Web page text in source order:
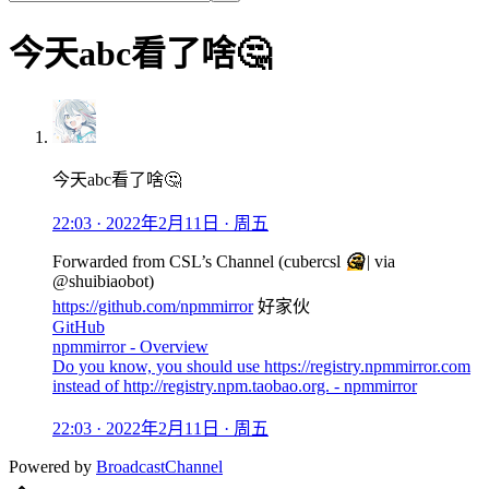
今天abc看了啥🤔
今天abc看了啥🤔
22:03 · 2022年2月11日 · 周五
Forwarded from CSL’s Channel (cubercsl 🤔| via
@shuibiaobot)
https://github.com/npmmirror好家伙
GitHub
npmmirror - Overview
Do you know, you should use https://registry.npmmirror.com
instead of http://registry.npm.taobao.org. - npmmirror
22:03 · 2022年2月11日 · 周五
Powered by BroadcastChannel